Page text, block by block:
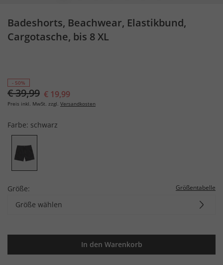
Badeshorts, Beachwear, Elastikbund,
Cargotasche, bis 8 XL
- 50%
€ 39,99 € 19,99
Preis inkl. MwSt. zzgl. Versandkosten
Farbe: schwarz
Größe: Größentabelle
Größe wählen
In den Warenkorb